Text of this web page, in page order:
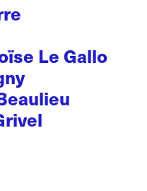
Le Gallo